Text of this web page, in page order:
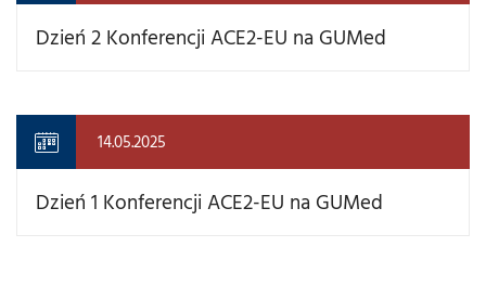
Dzień 2 Konferencji ACE2-EU na GUMed
14.05.2025
Dzień 1 Konferencji ACE2-EU na GUMed